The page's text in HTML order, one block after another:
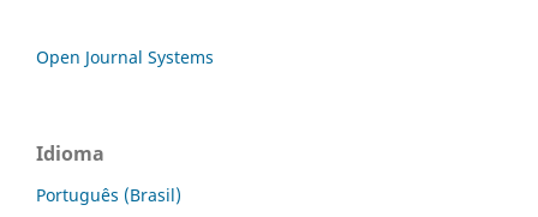
Open Journal Systems
Idioma
Português (Brasil)